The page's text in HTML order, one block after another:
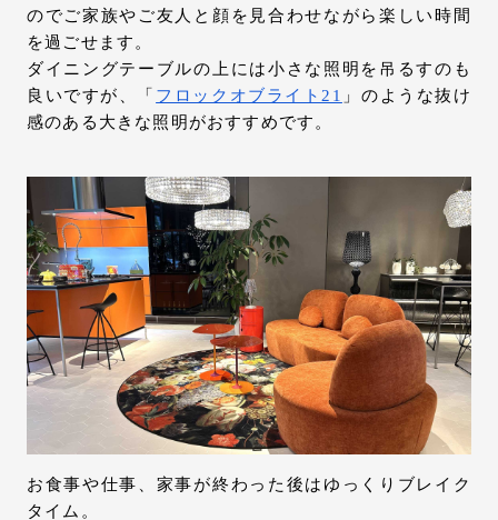
のでご家族やご友人と顔を見合わせながら楽しい時間
を過ごせます。
ダイニングテーブルの上には小さな照明を吊るすのも
良いですが、「 フロックオブライト21 」のような抜け
感のある大きな照明がおすすめです。
お食事や仕事、家事が終わった後はゆっくりブレイク
タイム。